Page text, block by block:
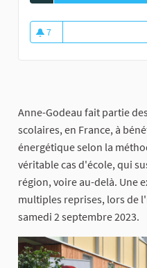
7
7 abonnés
Anne-Godeau fait partie
scolaires, en France, à
énergétique selon la
véritable cas d'école, qui
région, voire au-delà. Une
multiples reprises, lors de
samedi 2 septembre 2023.